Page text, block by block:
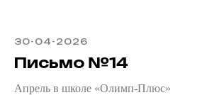
30-04-2026
Письмо №14
Апрель в школе «Олимп-Плюс»